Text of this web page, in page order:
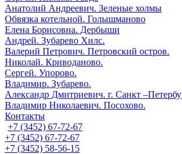
Анатолий Андреевич. Зеленые холмы
Обвязка котельной. Голышманово
Елена Борисовна. Дербыши
Андрей. Зубарево Хилс.
Валерий Петрович. Петровский остров.
Николай. Криводаново.
Сергей. Упорово.
Владимир. Зубарево.
Александр Дмитриевич. г. Санкт
Владимир Николаевич. Посохово.
Контакты
+7 (3452) 67-72-67
+7 (3452) 67-72-67
+7 (3452) 58-56-15